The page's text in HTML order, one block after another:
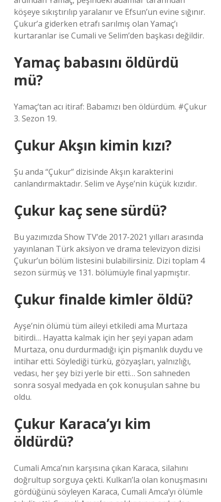
köşeye sıkıştırılıp yaralanır ve Efsun’un evine sığınır.
Çukur’a giderken etrafı sarılmış olan Yamaç’ı
kurtaranlar ise Cumali ve Selim’den başkası değildir.
Yamaç babasını öldürdü
mü?
Yamaç’tan acı itiraf: Babamızı ben öldürdüm. #Çukur
3. Sezon 19.
Çukur Akşın kimin kızı?
Şu anda “Çukur” dizisinde Akşın karakterini
canlandırmaktadır. Selim ve Ayşe’nin küçük kızıdır.
Çukur kaç sene sürdü?
Bu yazımızda Show TV’de 2017-2021 yılları arasında
yayınlanan Türk aksiyon ve drama televizyon dizisi
Çukur’un bölüm listesini bulabilirsiniz. Dizi toplam 4
sezon sürmüş ve 131. bölümüyle final yapmıştır.
Çukur finalde kimler öldü?
Ayşe’nin ölümü tüm aileyi etkiledi ama Murtaza
bitirdi… Hayatta kalmak için her şeyi yapan adam
Murtaza, onu durdurmadığı için pişmanlık duydu ve
intihar etti. Söylediği türkü, gözyaşları, yalnızlığı,
vedası, her şey bizi yerle bir etti… Son sahneden
sonra sosyal medyada en çok konuşulan sahne bu
oldu.
Çukur Karaca’yı kim
öldürdü?
Cumali Amca’nın karşısına çıkan Karaca, silahını
doğrultup sorguya çekti. Kulkan’la olan konuşmasını
gördüğünü söyleyen Karaca, Cumali Amca’yı ölümle